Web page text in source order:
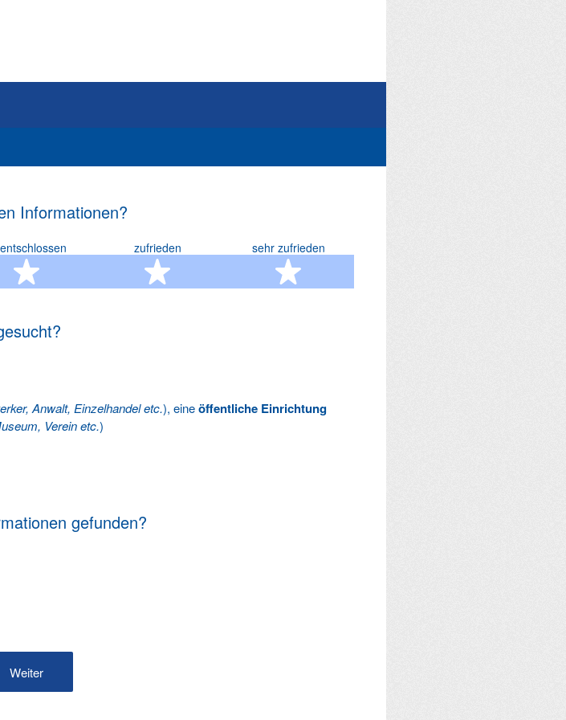
Informationen?
3 Sterne
zufrieden
4 Sterne
sehr zufrieden
5 Sterne
Anwalt, Einzelhandel etc.), eineöffentliche Einrichtung
Verein etc.)
gefunden?
Weiter